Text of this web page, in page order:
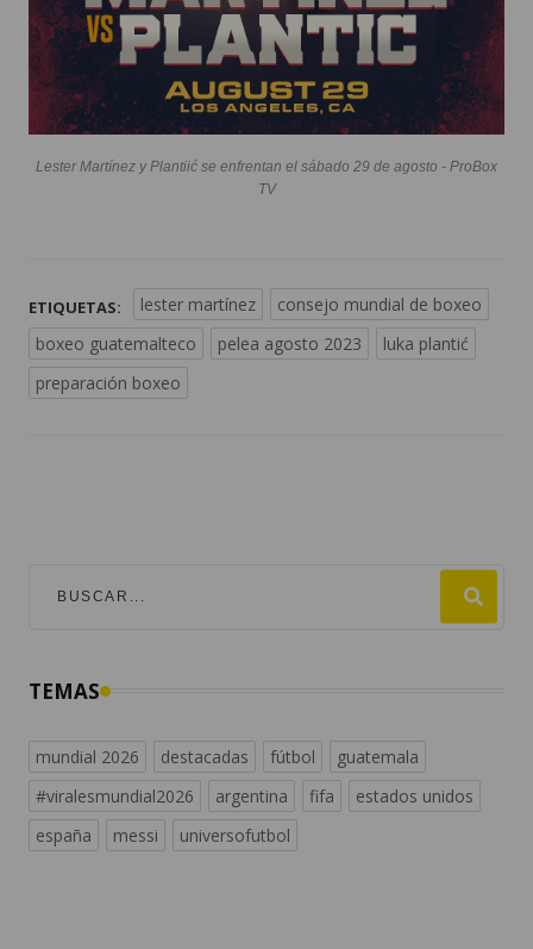
Lester Martínez y Plantiić se enfrentan el sábado 29 de agosto - ProBox
TV
ETIQUETAS: lester martínez
consejo mundial de boxeo
boxeo guatemalteco
pelea agosto 2023
luka plantić
preparación boxeo
TEMAS
mundial 2026 destacadas fútbol
guatemala
#viralesmundial2026
argentina fifa
estados unidos
españa
messi universofutbol